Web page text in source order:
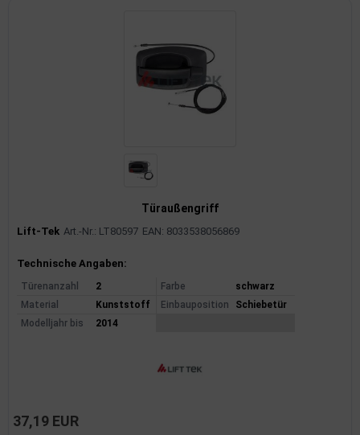
Türaußengriff
Lift-Tek Art.-Nr.: LT80597 EAN: 8033538056869
Produktinformationen
Technische Angaben:
Türenanzahl 2 Farbe
schwarz
Material
Kunststoff Einbauposition
Schiebetür
Modelljahr bis
2014
37,19 EUR